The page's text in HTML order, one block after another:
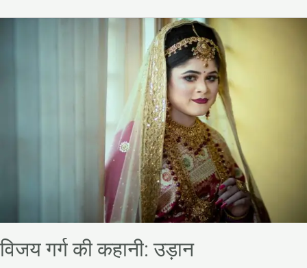
विजय गर्ग की कहानी: उड़ान